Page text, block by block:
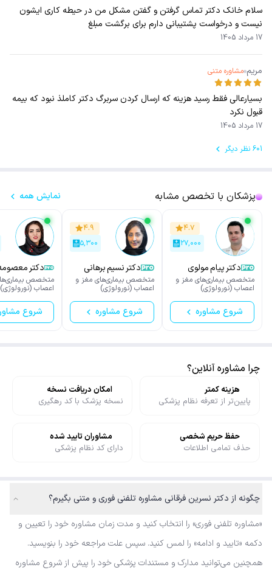
سلام خانک دکتر تماس گرفتن و گفتن مشکل من در حیطه کاری ایشون
نیست و درخواست پشتیبانی دارم برای برگشت مبلغ
17 مرداد 1405
مریم مشاوره متنی
بسیارعالی فقط رسید هزینه که ارسال کردن سربرگ دکتر کاملذ نبود که بیمه
قبول نکرد
17 مرداد 1405
601 نظر دیگر
پزشکان با تخصص مشابه نمایش همه
۴.۷
۲۷,۰۰۰
دکتر پیام مولوی
متخصص بیماری‌های مغز و
اعصاب (نورولوژی)
شروع مشاوره
۴.۹
۵,۳۰۰
دکتر نسیم برهانی
متخصص بیماری‌های مغز و
اعصاب (نورولوژی)
شروع مشاوره
دکتر
احسان پورمتخصص
اعصاب (نورولوژی)
شروع
چرا مشاوره آنلاین؟
هزینه کمتر
پایین‌تر از تعرفه نظام پزشکی
امکان دریافت نسخه
نسخه پزشک با کد رهگیری
حفظ حریم شخصی
حذف تمامی اطلاعات
مشاوران تایید شده
دارای کد نظام پزشکی
چگونه از دکتر نسرین فرقانی مشاوره تلفنی فوری و متنی بگیرم؟
«مشاوره تلفنی فوری» را انتخاب کنید و مدت زمان مشاوره خود را تعیین و
دکمه «تایید و ادامه» را لمس کنید. سپس علت مراجعه خود را بنویسید.
همچنین می‌توانید مدارک و مستندات پزشکی خود را پیش از شروع مشاوره